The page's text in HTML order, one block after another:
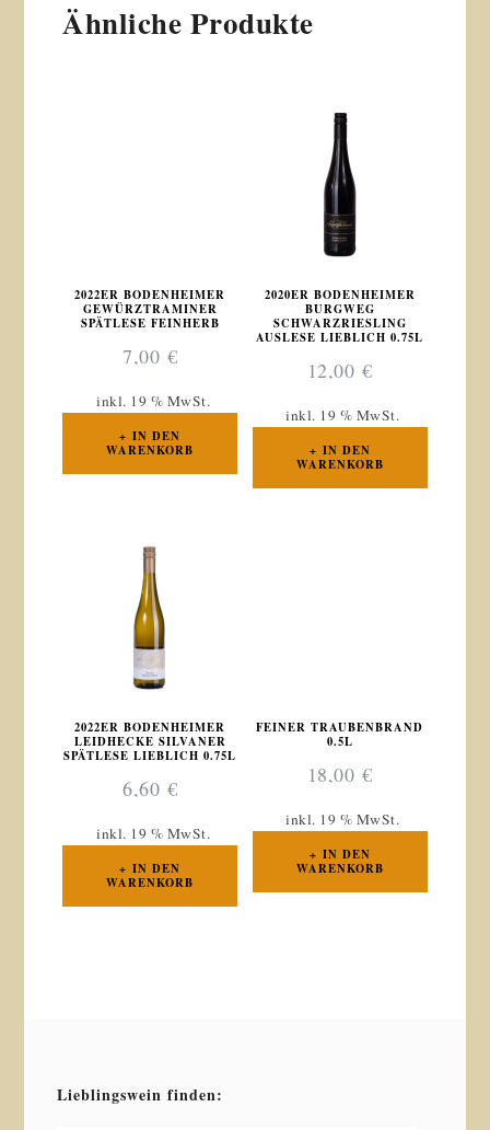
Ähnliche Produkte
2022ER BODENHEIMER
GEWÜRZTRAMINER
SPÄTLESE FEINHERB
7,00 €
inkl. 19 % MwSt.
IN DEN
WARENKORB
2020ER BODENHEIMER
BURGWEG
SCHWARZRIESLING
AUSLESE LIEBLICH 0.75L
12,00 €
inkl. 19 % MwSt.
IN DEN
WARENKORB
2022ER BODENHEIMER
LEIDHECKE SILVANER
SPÄTLESE LIEBLICH 0.75L
6,60 €
inkl. 19 % MwSt.
IN DEN
WARENKORB
FEINER TRAUBENBRAND
0.5L
18,00 €
inkl. 19 % MwSt.
IN DEN
WARENKORB
Lieblingswein finden: